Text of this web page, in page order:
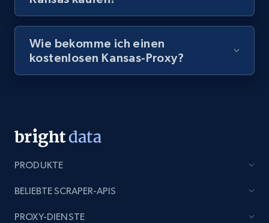
Wie bekomme ich einen
kostenlosen Kansas-Proxy?
PRODUKTE
BELIEBTE SCRAPER-APIS
PROXY-DIENSTE